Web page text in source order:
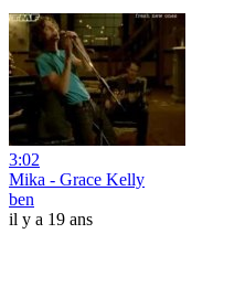
3:02
Mika - Grace Kelly
ben
il y a 19 ans